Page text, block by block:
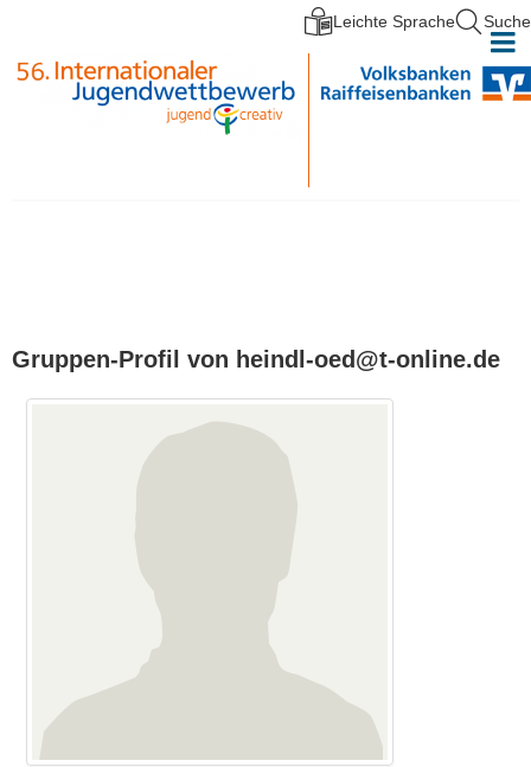
Leichte Sprache Suche
Gruppen-Profil von heindl-oed@t-online.de